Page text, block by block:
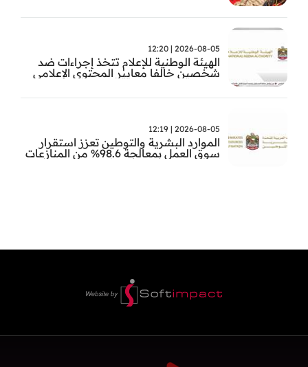
2026-08-05 | 12:20
الهيئة الوطنية للإعلام تتخذ إجراءات ضد
شخصين خالفا معايير المحتوى الإعلامي
2026-08-05 | 12:19
الموارد البشرية والتوطين تعزز استقرار
سوق العمل بمعالجة 98.6% من المنازعات